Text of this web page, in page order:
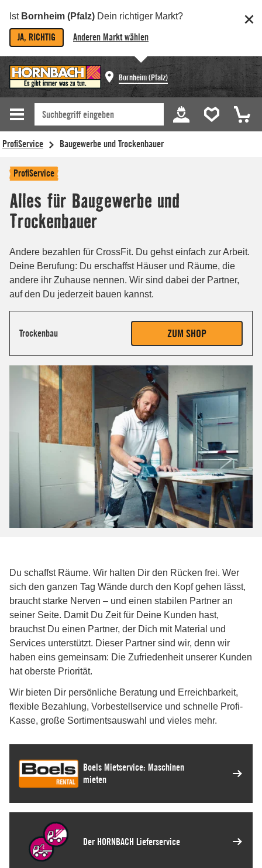
Ist Bornheim (Pfalz) Dein richtiger Markt?
JA, RICHTIG Anderen Markt wählen
Bornheim (Pfalz)